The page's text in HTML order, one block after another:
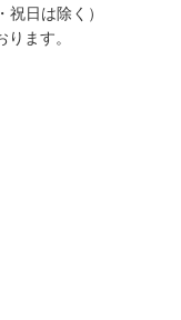
日は除く）
ます。